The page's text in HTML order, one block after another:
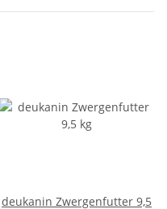
deukanin Zwergenfutter 9,5